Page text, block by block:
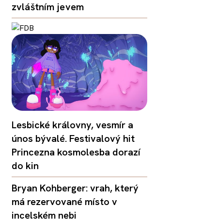
zvláštním jevem
Lesbické královny, vesmír a
únos bývalé. Festivalový hit
Princezna kosmolesba dorazí
do kin
Bryan Kohberger: vrah, který
má rezervované místo v
incelském nebi